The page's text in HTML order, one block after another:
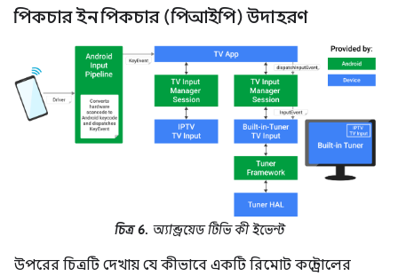
পিকচার ইন পিকচার (পিআইপি) উদাহরণ
চিত্র 6. অ্যান্ড্রয়েড টিভি কী ইভেন্ট
উপরের চিত্রটি দেখায় যে কীভাবে একটি রিমোট কন্ট্রোলের